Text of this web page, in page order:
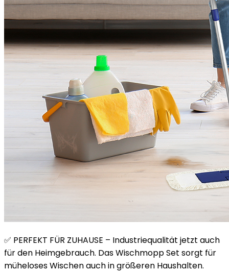
✅ PERFEKT FÜR ZUHAUSE – Industriequalität jetzt auch
für den Heimgebrauch. Das Wischmopp Set sorgt für
müheloses Wischen auch in größeren Haushalten.